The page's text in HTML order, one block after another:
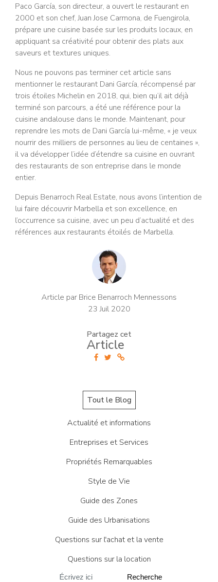
Paco García, son directeur, a ouvert le restaurant en
2000 et son chef, Juan Jose Carmona, de Fuengirola,
prépare une cuisine basée sur les produits locaux, en
appliquant sa créativité pour obtenir des plats aux
saveurs et textures uniques.
Nous ne pouvons pas terminer cet article sans
mentionner le restaurant Dani García, récompensé par
trois étoiles Michelin en 2018, qui, bien qu’il ait déjà
terminé son parcours, a été une référence pour la
cuisine andalouse dans le monde. Maintenant, pour
reprendre les mots de Dani García lui-même, « je veux
nourrir des milliers de personnes au lieu de centaines »,
il va développer l’idée d’étendre sa cuisine en ouvrant
des restaurants de son entreprise dans le monde
entier.
Depuis Benarroch Real Estate, nous avons l’intention de
lui faire découvrir Marbella et son excellence, en
l’occurrence sa cuisine, avec un peu d’actualité et des
références aux restaurants étoilés de Marbella.
Article par Brice Benarroch Mennessons
23 Juil 2020
Partagez cet
Article
Tout le Blog
Actualité et informations
Entreprises et Services
Propriétés Remarquables
Style de Vie
Guide des Zones
Guide des Urbanisations
Questions sur l'achat et la vente
Questions sur la location
Recherche